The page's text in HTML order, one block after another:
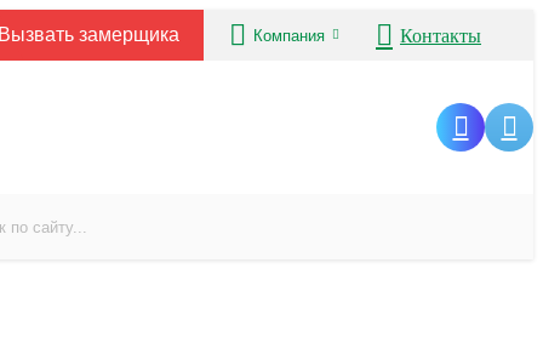
замерщика Компания Контакты